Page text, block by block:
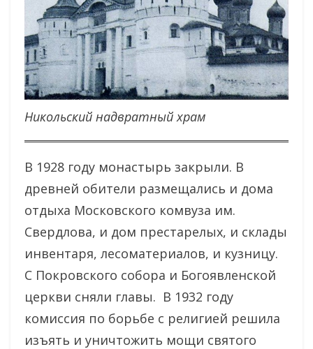
Никольский надвратный храм
В 1928 году монастырь закрыли. В
древней обители размещались и дома
отдыха Московского комвуза им.
Свердлова, и дом престарелых, и склады
инвентаря, лесоматериалов, и кузницу.
С Покровского собора и Богоявленской
церкви сняли главы. В 1932 году
комиссия по борьбе с религией решила
изъять и уничтожить мощи святого